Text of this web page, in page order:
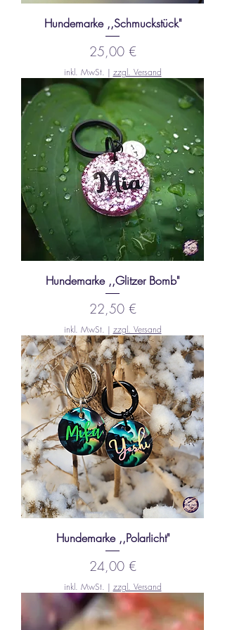
Hundemarke ,,Schmuckstück"
Preis
25,00 €
inkl. MwSt. | zzgl. Versand
Hundemarke ,,Glitzer Bomb"
Preis
22,50 €
inkl. MwSt. | zzgl. Versand
Hundemarke ,,Polarlicht"
Preis
24,00 €
inkl. MwSt. | zzgl. Versand